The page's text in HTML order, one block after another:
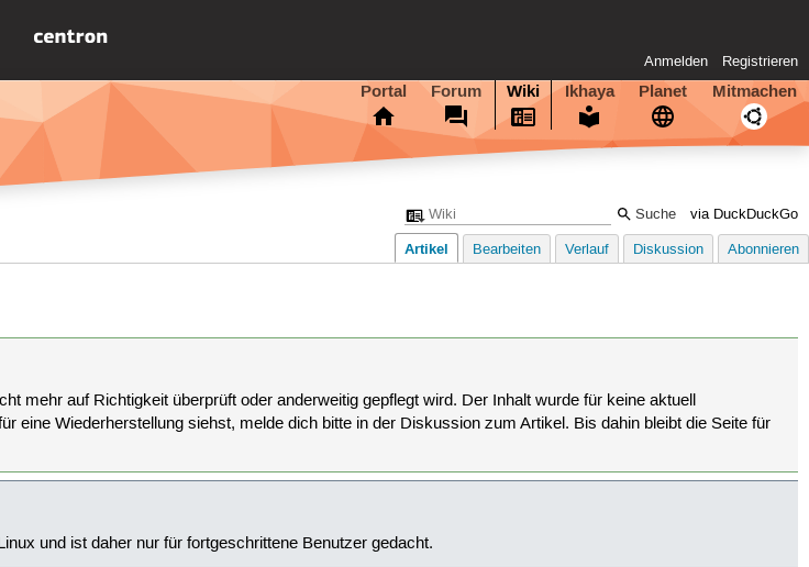
Anmelden Registrieren
Portal Forum Wiki Ikhaya Planet Mitmachen
via DuckDuckGo
Artikel Bearbeiten Verlauf Diskussion Abonnieren
mehr auf Richtigkeit überprüft oder anderweitig gepflegt wird. Der Inhalt wurde für keine aktuell
eine Wiederherstellung siehst, melde dich bitte in der Diskussion zum Artikel. Bis dahin bleibt die Seite für
und ist daher nur für fortgeschrittene Benutzer gedacht.